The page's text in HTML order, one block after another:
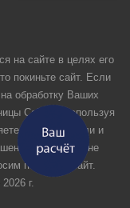
на сайте в целях его
покиньте сайт. Если
обработку Ваших
Сайта и используя
что прочитали и
Если вы не
покинуть Сайт.
г.